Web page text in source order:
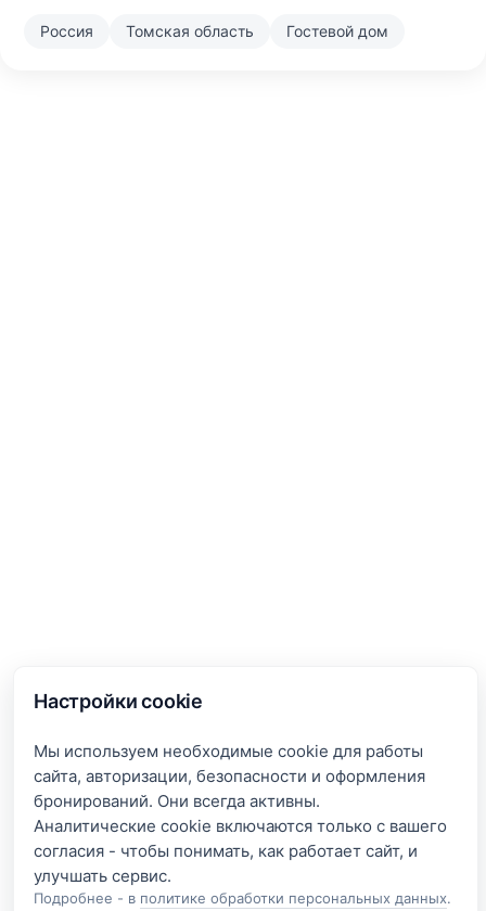
Настройки cookie
Мы используем необходимые cookie для работы
сайта, авторизации, безопасности и оформления
бронирований. Они всегда активны.
Аналитические cookie включаются только с вашего
согласия - чтобы понимать, как работает сайт, и
Подробнее - в политике обработки персональных данных.
Россия Томская область Гостевой дом